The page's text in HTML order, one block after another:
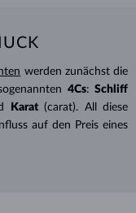
werden zunächst die
4Cs: Schliff
Karat (carat). All diese
auf den Preis eines